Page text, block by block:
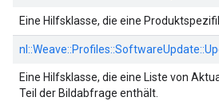
Eine Hilfsklasse, die eine
nl::Weave::Profiles::SoftwareUpdate::
Eine Hilfsklasse, die eine Liste von
Teil der Bildabfrage enthält.